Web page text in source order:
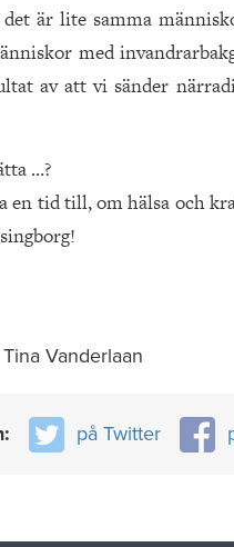
det är lite samma
med
av att vi sänder
…?
en tid till, om hälsa och
Vanderlaan
på Twitter